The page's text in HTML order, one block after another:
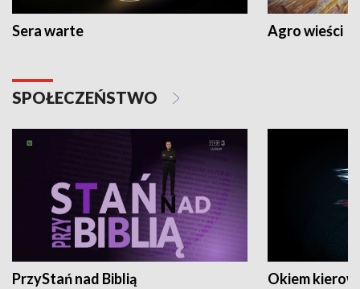
Sera warte Agro wieści
SPOŁECZEŃSTWO
PrzyStań nad Biblią Okiem